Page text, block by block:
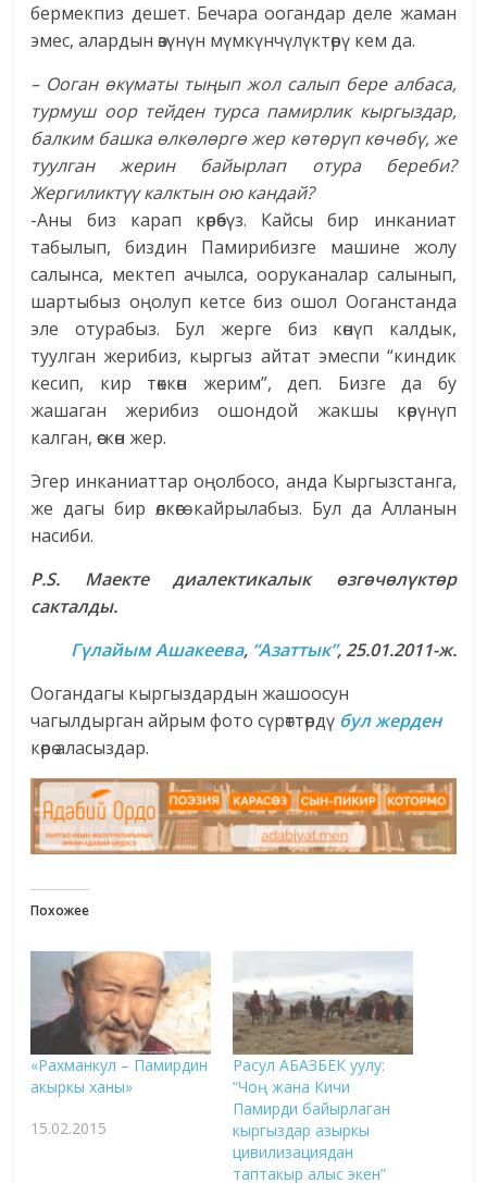
бермекпиз дешет. Бечара оогандар деле жаман
эмес, алардын өзүнүн мүмкүнчүлүктөрү кем да.
– Ооган өкүматы тыңып жол салып бере албаса,
турмуш оор тейден турса памирлик кыргыздар,
балким башка өлкөлөргө жер көтөрүп көчөбү, же
туулган жерин байырлап отура береби?
Жергиликтүү калктын ою кандай?
-Аны биз карап көрөбүз. Кайсы бир инканиат
табылып, биздин Памирибизге машине жолу
салынса, мектеп ачылса, ооруканалар салынып,
шартыбыз оңолуп кетсе биз ошол Ооганстанда
эле отурабыз. Бул жерге биз көнүп калдык,
туулган жерибиз, кыргыз айтат эмеспи “киндик
кесип, кир төккөн жерим”, деп. Бизге да бу
жашаган жерибиз ошондой жакшы көрүнүп
калган, өскөн жер.
Эгер инканиаттар оңолбосо, анда Кыргызстанга,
же дагы бир өлкөгө кайрылабыз. Бул да Алланын
насиби.
P.S. Маекте диалектикалык өзгөчөлүктөр
сакталды.
Гүлайым Ашакеева, “Азаттык”, 25.01.2011-ж.
Оогандагы кыргыздардын жашоосун
чагылдырган айрым фото сүрөттөрдү бул жерден
көрө аласыздар.
Похожее
«Рахманкул – Памирдин
акыркы ханы»
15.02.2015
Расул АБАЗБЕК уулу:
“Чоң жана Кичи
Памирди байырлаган
кыргыздар азыркы
цивилизациядан
таптакыр алыс экен”